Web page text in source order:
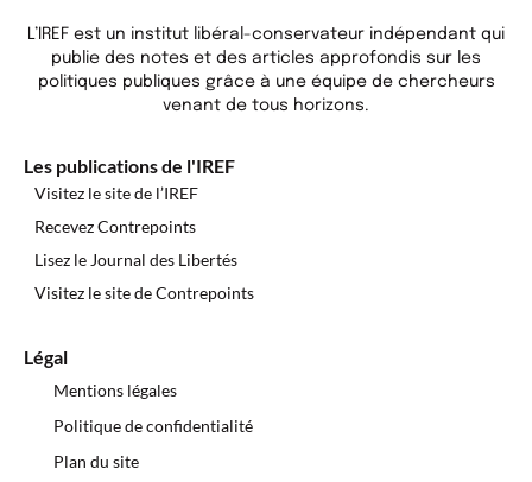
L’IREF est un institut libéral-conservateur indépendant qui
publie des notes et des articles approfondis sur les
politiques publiques grâce à une équipe de chercheurs
venant de tous horizons.
Les publications de l'IREF
Visitez le site de l’IREF
Recevez Contrepoints
Lisez le Journal des Libertés
Visitez le site de Contrepoints
Légal
Mentions légales
Politique de confidentialité
Plan du site